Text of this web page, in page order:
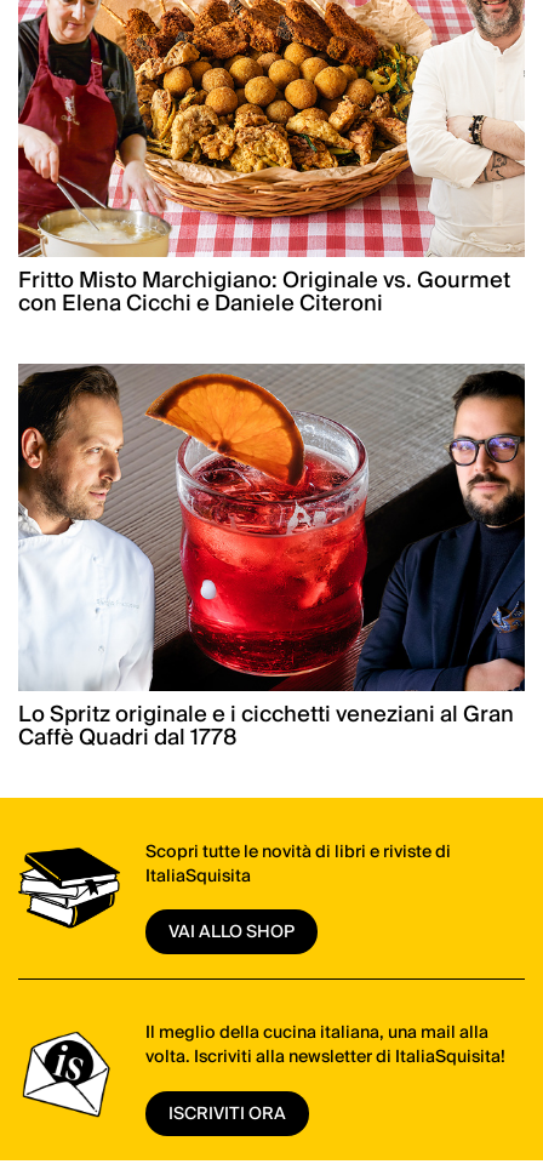
Fritto Misto Marchigiano: Originale vs. Gourmet
con Elena Cicchi e Daniele Citeroni
Lo Spritz originale e i cicchetti veneziani al Gran
Caffè Quadri dal 1778
Scopri tutte le novità di libri e riviste di
ItaliaSquisita
VAI ALLO SHOP
Il meglio della cucina italiana, una mail alla
volta. Iscriviti alla newsletter di ItaliaSquisita!
ISCRIVITI ORA